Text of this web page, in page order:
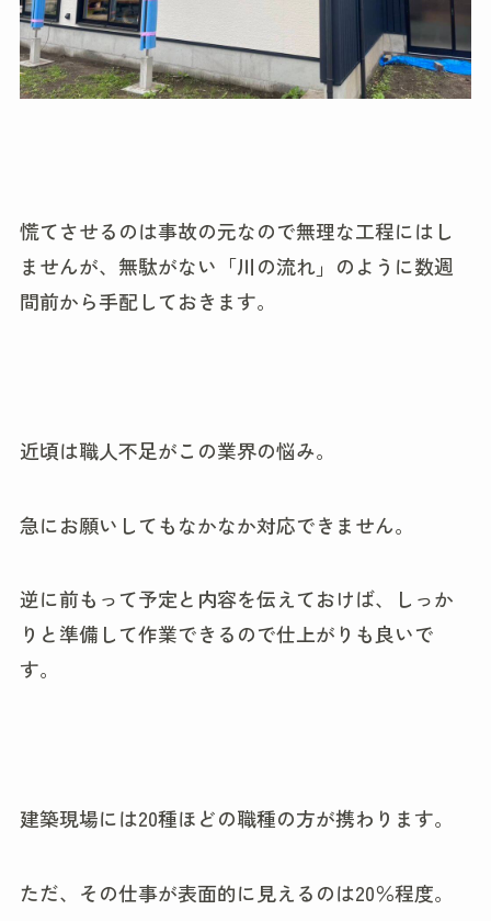
慌てさせるのは事故の元なので無理な工程にはし
ませんが、無駄がない「川の流れ」のように数週
間前から手配しておきます。
近頃は職人不足がこの業界の悩み。
急にお願いしてもなかなか対応できません。
逆に前もって予定と内容を伝えておけば、しっか
りと準備して作業できるので仕上がりも良いで
す。
建築現場には20種ほどの職種の方が携わります。
ただ、その仕事が表面的に見えるのは20％程度。